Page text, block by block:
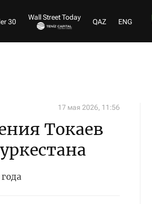
30
Wall Street Today
QAZ ENG
17 мая 2026, 11:56
Токаев